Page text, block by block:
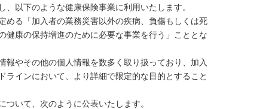
以下のような健康保険事業に利用いたします。
める「加入者の業務災害以外の疾病、負傷もしくは死
健康の保持増進のために必要な事業を行う」こととな
報やその他の個人情報を数多く取り扱っており、加入
インにおいて、より詳細で限定的な目的とすること
いて、次のように公表いたします。